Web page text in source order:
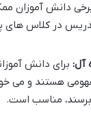
دانش آموزان
در کلاس های
آل: برای دانش
هستند و می
مناسب است.